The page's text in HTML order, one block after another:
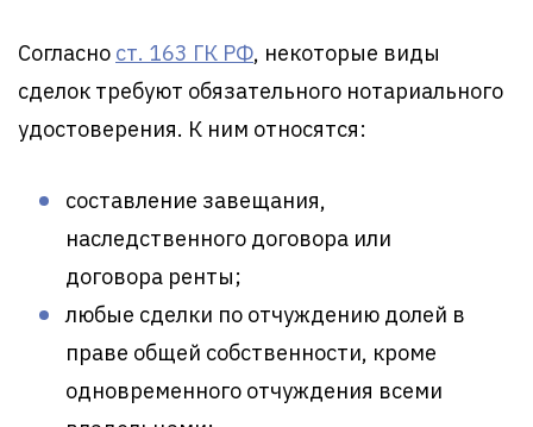
Согласно ст. 163 ГК РФ, некоторые виды
сделок требуют обязательного нотариального
удостоверения. К ним относятся:
составление завещания,
наследственного договора или
договора ренты;
любые сделки по отчуждению долей в
праве общей собственности, кроме
одновременного отчуждения всеми